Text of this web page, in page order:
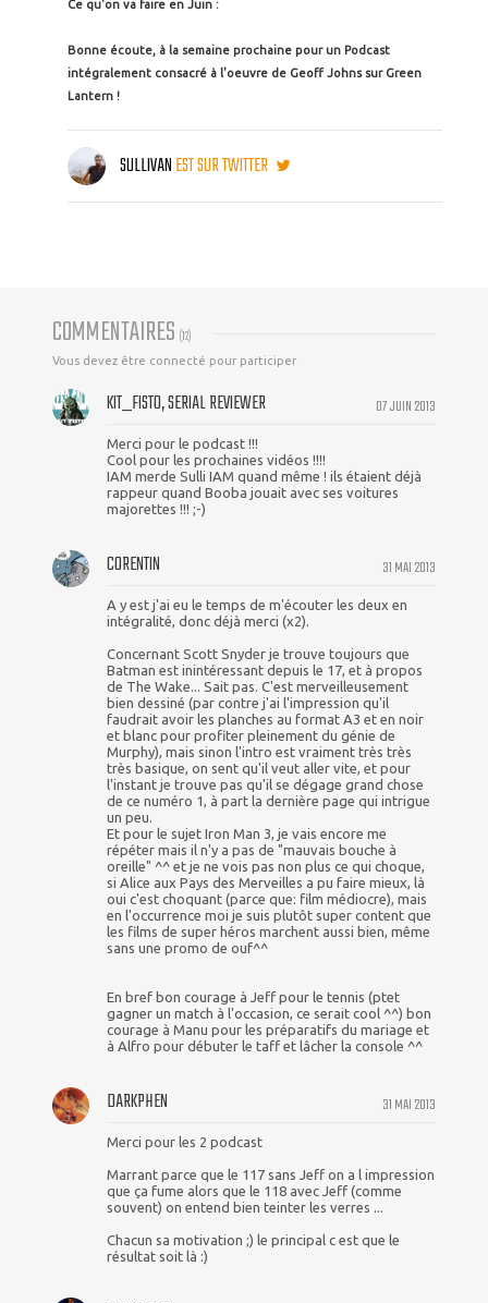
Ce qu'on va faire en Juin :
Bonne écoute, à la semaine prochaine pour un Podcast
intégralement consacré à l'oeuvre de Geoff Johns sur Green
Lantern !
SULLIVANEST SUR TWITTER
COMMENTAIRES (12)
Vous devez être connecté pour participer
07 JUIN 2013
KIT_FISTO, SERIAL REVIEWER
Merci pour le podcast !!!
Cool pour les prochaines vidéos !!!!
IAM merde Sulli IAM quand même ! ils étaient déjà
rappeur quand Booba jouait avec ses voitures
majorettes !!! ;-)
31 MAI 2013
CORENTIN
A y est j'ai eu le temps de m'écouter les deux en
intégralité, donc déjà merci (x2).
Concernant Scott Snyder je trouve toujours que
Batman est inintéressant depuis le 17, et à propos
de The Wake... Sait pas. C'est merveilleusement
bien dessiné (par contre j'ai l'impression qu'il
faudrait avoir les planches au format A3 et en noir
et blanc pour profiter pleinement du génie de
Murphy), mais sinon l'intro est vraiment très très
très basique, on sent qu'il veut aller vite, et pour
l'instant je trouve pas qu'il se dégage grand chose
de ce numéro 1, à part la dernière page qui intrigue
un peu.
Et pour le sujet Iron Man 3, je vais encore me
répéter mais il n'y a pas de "mauvais bouche à
oreille" ^^ et je ne vois pas non plus ce qui choque,
si Alice aux Pays des Merveilles a pu faire mieux, là
oui c'est choquant (parce que: film médiocre), mais
en l'occurrence moi je suis plutôt super content que
les films de super héros marchent aussi bien, même
sans une promo de ouf^^
En bref bon courage à Jeff pour le tennis (ptet
gagner un match à l'occasion, ce serait cool ^^) bon
courage à Manu pour les préparatifs du mariage et
à Alfro pour débuter le taff et lâcher la console ^^
31 MAI 2013
DARKPHEN
Merci pour les 2 podcast
Marrant parce que le 117 sans Jeff on a l impression
que ça fume alors que le 118 avec Jeff (comme
souvent) on entend bien teinter les verres ...
Chacun sa motivation ;) le principal c est que le
résultat soit là :)